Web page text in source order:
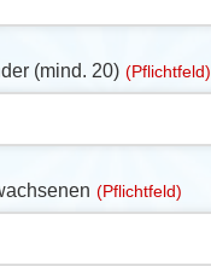
(mind. 20) (Pflichtfeld)
(Pflichtfeld)